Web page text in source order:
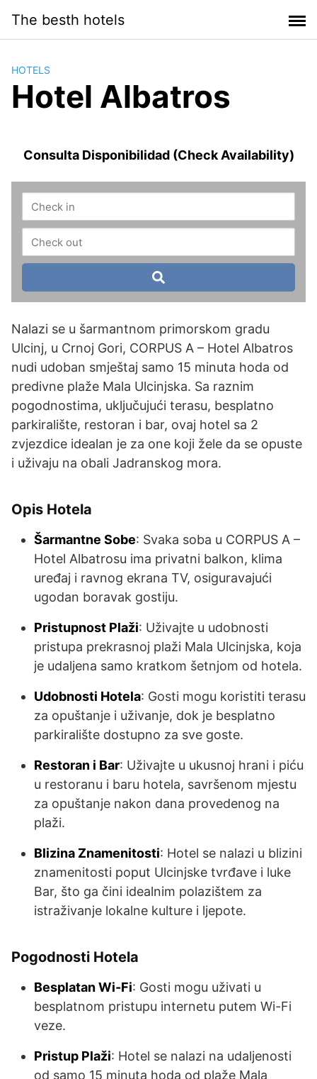
contenido
The besth hotels
HOTELS
Hotel Albatros
Consulta Disponibilidad (Check Availability)
Nalazi se u šarmantnom primorskom gradu
Ulcinj, u Crnoj Gori, CORPUS A – Hotel Albatros
nudi udoban smještaj samo 15 minuta hoda od
predivne plaže Mala Ulcinjska. Sa raznim
pogodnostima, uključujući terasu, besplatno
parkiralište, restoran i bar, ovaj hotel sa 2
zvjezdice idealan je za one koji žele da se opuste
i uživaju na obali Jadranskog mora.
Opis Hotela
Šarmantne Sobe: Svaka soba u CORPUS A –
Hotel Albatrosu ima privatni balkon, klima
uređaj i ravnog ekrana TV, osiguravajući
ugodan boravak gostiju.
Pristupnost Plaži: Uživajte u udobnosti
pristupa prekrasnoj plaži Mala Ulcinjska, koja
je udaljena samo kratkom šetnjom od hotela.
Udobnosti Hotela: Gosti mogu koristiti terasu
za opuštanje i uživanje, dok je besplatno
parkiralište dostupno za sve goste.
Restoran i Bar: Uživajte u ukusnoj hrani i piću
u restoranu i baru hotela, savršenom mjestu
za opuštanje nakon dana provedenog na
plaži.
Blizina Znamenitosti: Hotel se nalazi u blizini
znamenitosti poput Ulcinjske tvrđave i luke
Bar, što ga čini idealnim polazištem za
istraživanje lokalne kulture i ljepote.
Pogodnosti Hotela
Besplatan Wi-Fi: Gosti mogu uživati u
besplatnom pristupu internetu putem Wi-Fi
veze.
Pristup Plaži: Hotel se nalazi na udaljenosti
od samo 15 minuta hoda od plaže Mala